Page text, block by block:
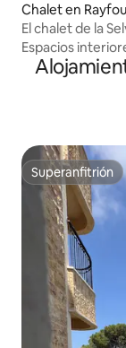
Chalet en
El chalet de la
Espacios
Superanfitrión
Superanfitrión